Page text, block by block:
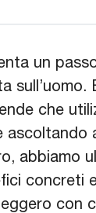
un
sull’uomo.
che
abbiamo
concreti
con